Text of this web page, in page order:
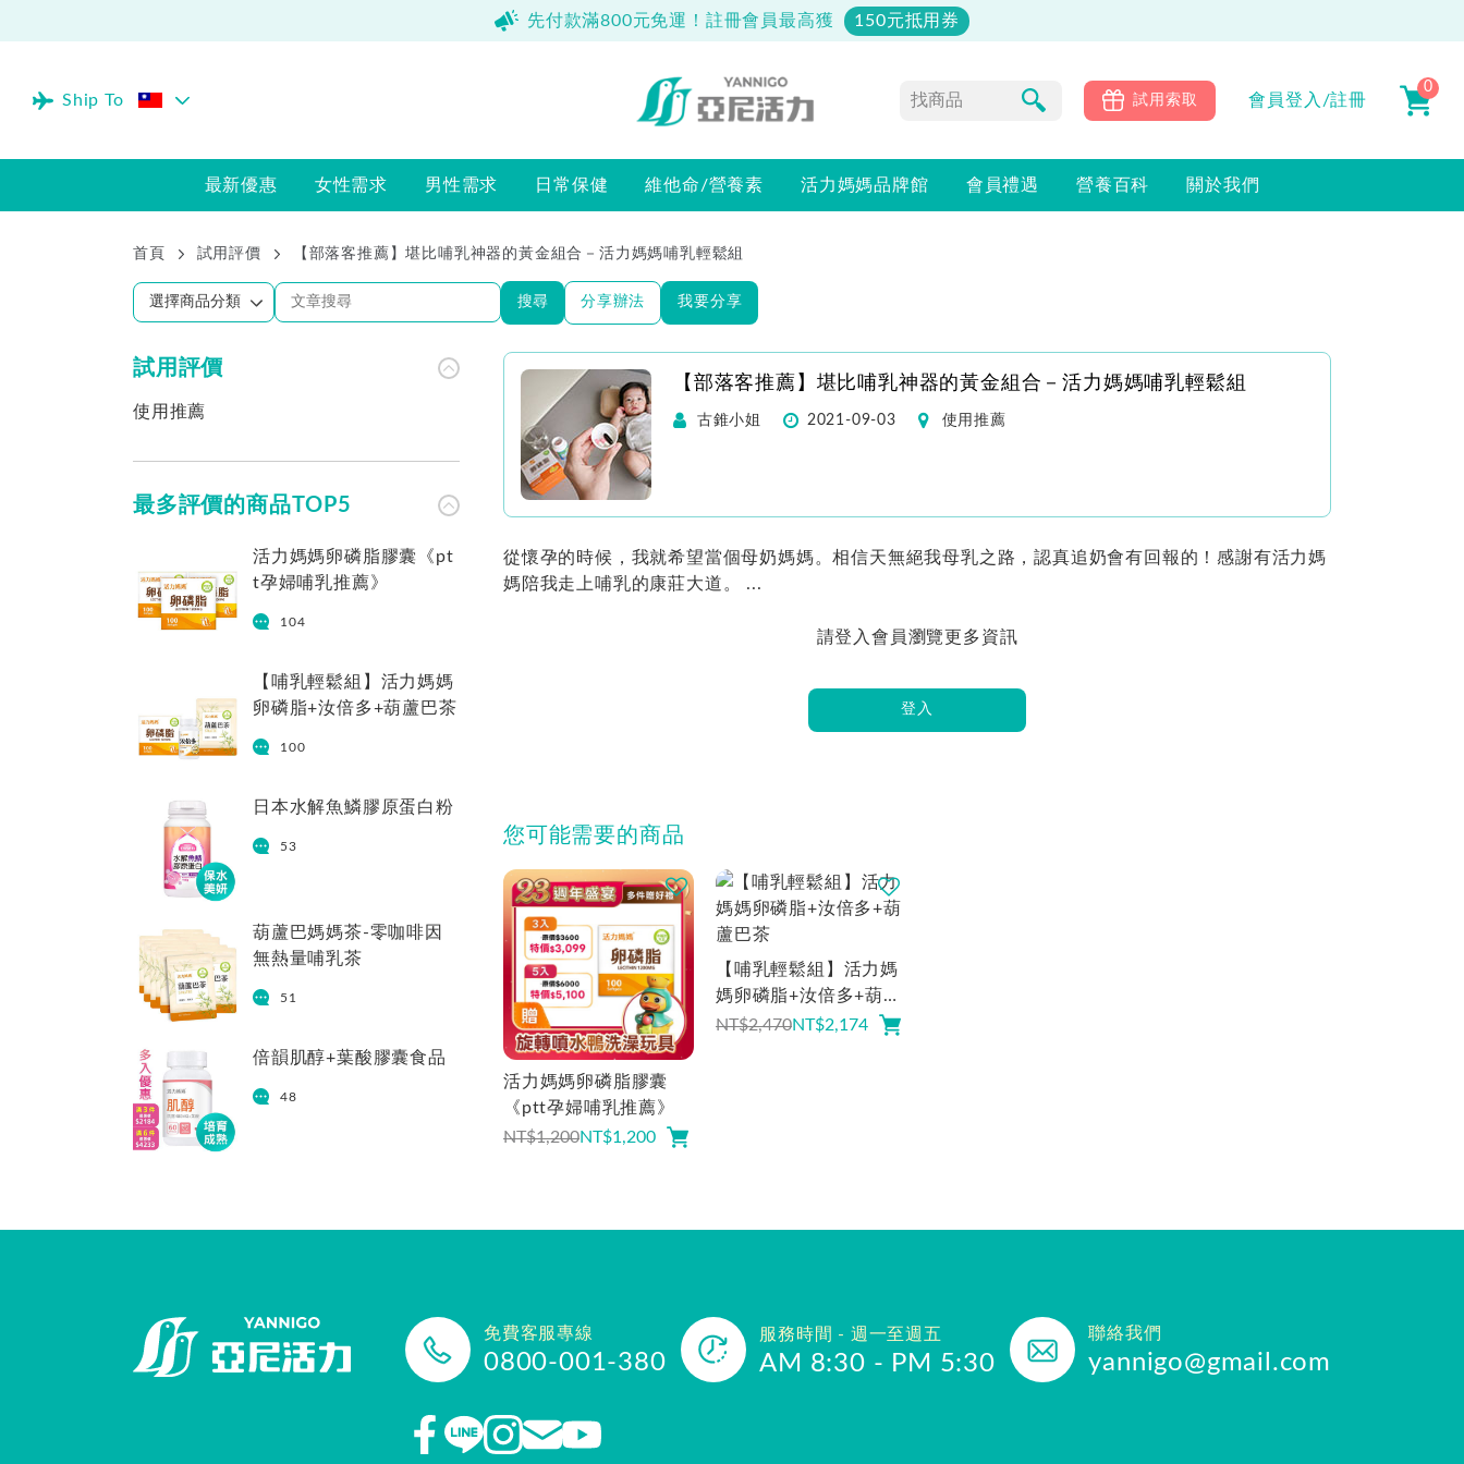
先付款滿800元免運！註冊會員最高獲 150元抵用券
Ship To 試用索取 會員登入/註冊
0
最新優惠 女性需求 男性需求 日常保健 維他命/營養素 活力媽媽品牌館 會員禮遇 營養百科 關於我們
首頁 試用評價 【部落客推薦】堪比哺乳神器的黃金組合－活力媽媽哺乳輕鬆組
搜尋 分享辦法 我要分享
試用評價
使用推薦
最多評價的商品TOP5
活力媽媽卵磷脂膠囊《pt
t孕婦哺乳推薦》
104
【哺乳輕鬆組】活力媽媽
卵磷脂+汝倍多+葫蘆巴茶
100
日本水解魚鱗膠原蛋白粉
53
葫蘆巴媽媽茶-零咖啡因
無熱量哺乳茶
51
倍韻肌醇+葉酸膠囊食品
48
【部落客推薦】堪比哺乳神器的黃金組合－活力媽媽哺乳輕鬆組
古錐小姐 2021-09-03 使用推薦
從懷孕的時候，我就希望當個母奶媽媽。相信天無絕我母乳之路，認真追奶會有回報的！感謝有活力媽
媽陪我走上哺乳的康莊大道。 ...
請登入會員瀏覽更多資訊
登入
您可能需要的商品
活力媽媽卵磷脂膠囊
《ptt孕婦哺乳推薦》
NT$1,200NT$1,200
【哺乳輕鬆組】活力媽
媽卵磷脂+汝倍多+葫蘆
巴茶
NT$2,470NT$2,174
免費客服專線
0800-001-380
服務時間 - 週一至週五
AM 8:30 - PM 5:30
聯絡我們
yannigo@gmail.com